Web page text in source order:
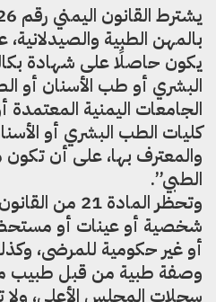
بالمهن الطبية
يكون حاصلًا على شهادة
البشري أو طب الأسنان أو
الجامعات اليمنية
كليات الطب البشري أو
والمعترف بها، على أن
الطبي”.
وتحظر المادة
شخصية أو عينات أو
أو غير حكومية للمرضى،
وصفة طبية من قبل
سجلات المجلس الأعلى، ولا